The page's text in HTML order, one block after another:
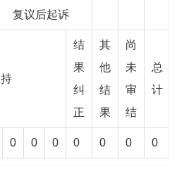
后起诉
结
果
纠
正
其
他
结
果
尚
未
审
结
总
计
0 0 0 0 0 0 0